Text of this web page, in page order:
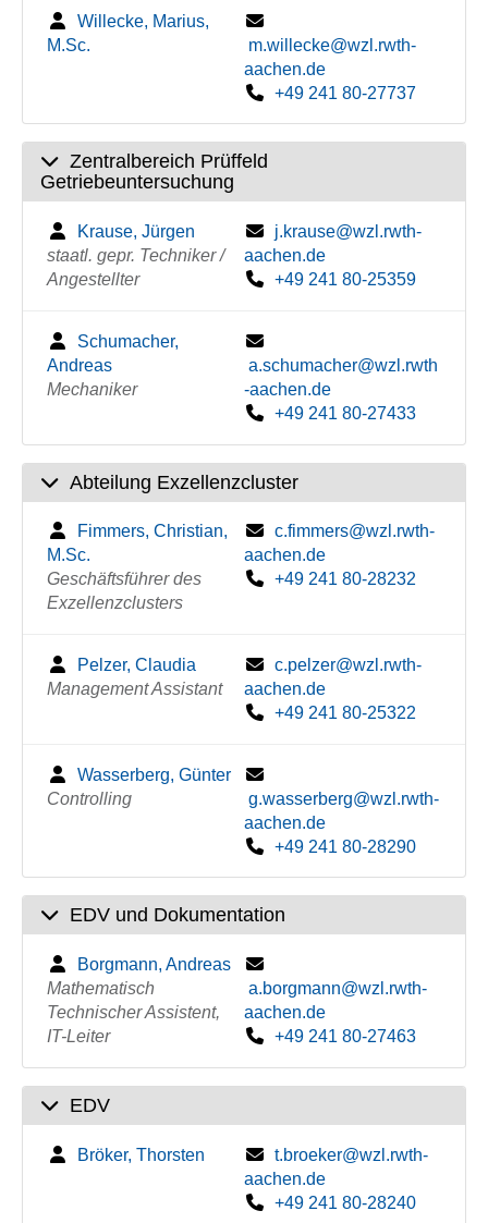
Willecke, Marius,
M.Sc.
m.willecke@wzl.rwth-
aachen.de
+49 241 80-27737
Zentralbereich Prüffeld
Getriebeuntersuchung
Krause, Jürgen
staatl. gepr. Techniker /
Angestellter
j.krause@wzl.rwth-
aachen.de
+49 241 80-25359
Schumacher,
Andreas
Mechaniker
a.schumacher@wzl.rwth
-aachen.de
+49 241 80-27433
Abteilung Exzellenzcluster
Fimmers, Christian,
M.Sc.
Geschäftsführer des
Exzellenzclusters
c.fimmers@wzl.rwth-
aachen.de
+49 241 80-28232
Pelzer, Claudia
Management Assistant
c.pelzer@wzl.rwth-
aachen.de
+49 241 80-25322
Wasserberg, Günter
Controlling
g.wasserberg@wzl.rwth-
aachen.de
+49 241 80-28290
EDV und Dokumentation
Borgmann, Andreas
Mathematisch
Technischer Assistent,
IT-Leiter
a.borgmann@wzl.rwth-
aachen.de
+49 241 80-27463
EDV
Bröker, Thorsten
t.broeker@wzl.rwth-
aachen.de
+49 241 80-28240